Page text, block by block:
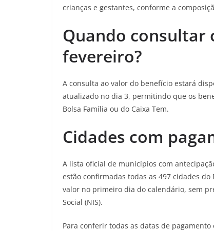
crianças e gestantes, conforme a
Quando consultar
fevereiro?
A consulta ao valor do benefício estará
atualizado no dia 3, permitindo que os
Bolsa Família ou do Caixa Tem.
Cidades com
A lista oficial de municípios com
estão confirmadas todas as 497 cidades
valor no primeiro dia do calendário, sem
Social (NIS).
Para conferir todas as datas de